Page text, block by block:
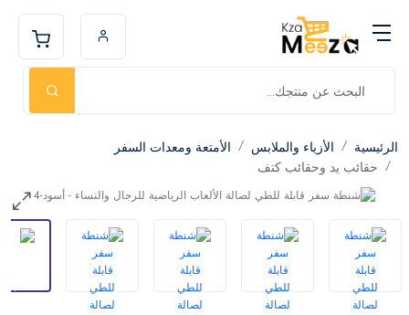
الرئيسية الأزياء والملابس
الأمتعة ومعدات السفر
حقائب يد وحقائب كتف